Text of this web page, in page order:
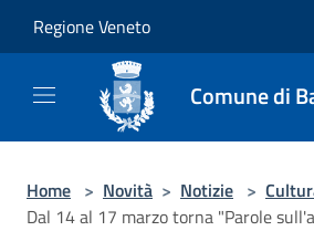
Regione Veneto
Comune di
Home > Novità > Notizie >
Dal 14 al 17 marzo torna "Parole